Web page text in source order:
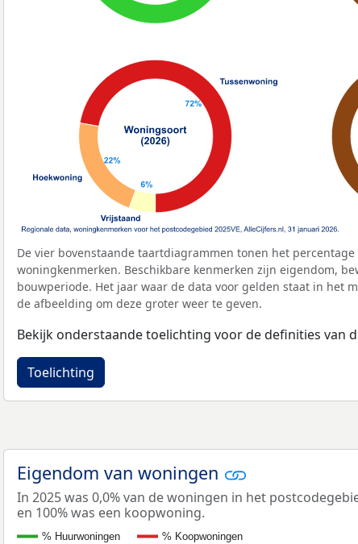
De vier bovenstaande taartdiagrammen tonen het
woningkenmerken. Beschikbare kenmerken zijn eigendom,
bouwperiode. Het jaar waar de data voor gelden staat in het
de afbeelding om deze groter weer te geven.
Bekijk onderstaande toelichting voor de definities van
Toelichting
Eigendom van woningen
In 2025 was 0,0% van de woningen in het
en 100% was een koopwoning.
% Huurwoningen % Koopwoningen